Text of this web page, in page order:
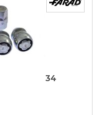
М12Х1, 5Х34